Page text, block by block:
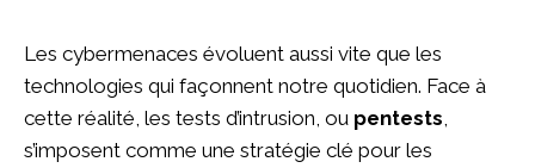
Les cybermenaces évoluent aussi vite que les
technologies qui façonnent notre quotidien. Face à
cette réalité, les tests d’intrusion, ou pentests
s’imposent comme une stratégie clé pour les